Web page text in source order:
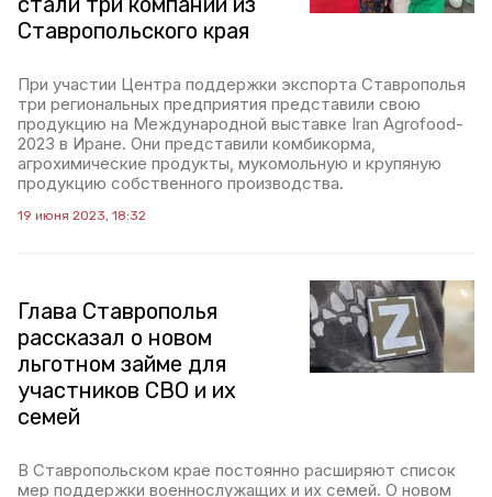
Ставропольского края
При участии Центра поддержки экспорта Ставрополья
три региональных предприятия представили свою
продукцию на Международной выставке Iran Agrofood-
2023 в Иране. Они представили комбикорма,
агрохимические продукты, мукомольную и крупяную
продукцию собственного производства.
19 июня 2023, 18:32
Глава Ставрополья
рассказал о новом
льготном займе для
участников СВО и их
семей
В Ставропольском крае постоянно расширяют список
мер поддержки военнослужащих и их семей. О новом